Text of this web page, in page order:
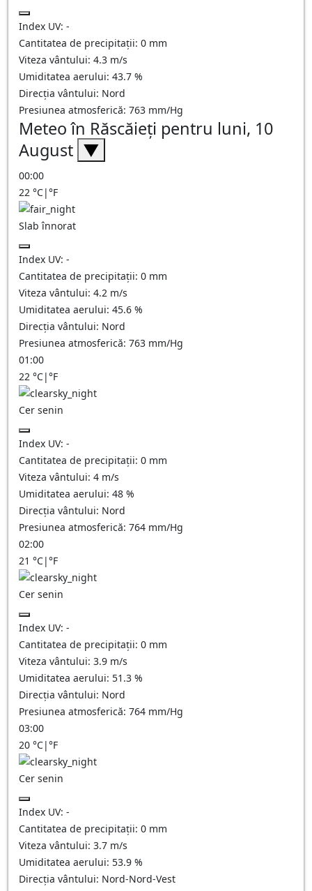
Index UV: -
Cantitatea de precipitații: 0 mm
Viteza vântului: 4.3 m/s
Umiditatea aerului: 43.7 %
Direcția vântului: Nord
Presiunea atmosferică: 763 mm/Hg
Meteo în Răscăieţi pentru luni, 10
August ▼
00:00
22 °C|°F
Slab înnorat
Index UV: -
Cantitatea de precipitații: 0 mm
Viteza vântului: 4.2 m/s
Umiditatea aerului: 45.6 %
Direcția vântului: Nord
Presiunea atmosferică: 763 mm/Hg
01:00
22 °C|°F
Cer senin
Index UV: -
Cantitatea de precipitații: 0 mm
Viteza vântului: 4 m/s
Umiditatea aerului: 48 %
Direcția vântului: Nord
Presiunea atmosferică: 764 mm/Hg
02:00
21 °C|°F
Cer senin
Index UV: -
Cantitatea de precipitații: 0 mm
Viteza vântului: 3.9 m/s
Umiditatea aerului: 51.3 %
Direcția vântului: Nord
Presiunea atmosferică: 764 mm/Hg
03:00
20 °C|°F
Cer senin
Index UV: -
Cantitatea de precipitații: 0 mm
Viteza vântului: 3.7 m/s
Umiditatea aerului: 53.9 %
Direcția vântului: Nord-Nord-Vest